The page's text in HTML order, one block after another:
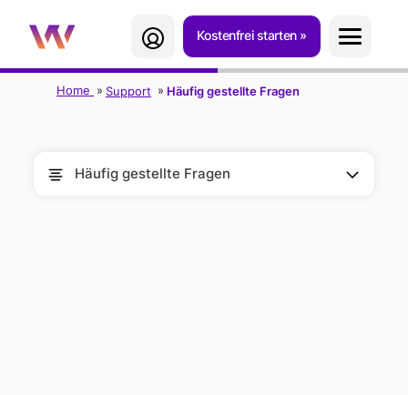
Kostenfrei starten
Home Support Häufig gestellte Fragen
Häufig gestellte Fragen